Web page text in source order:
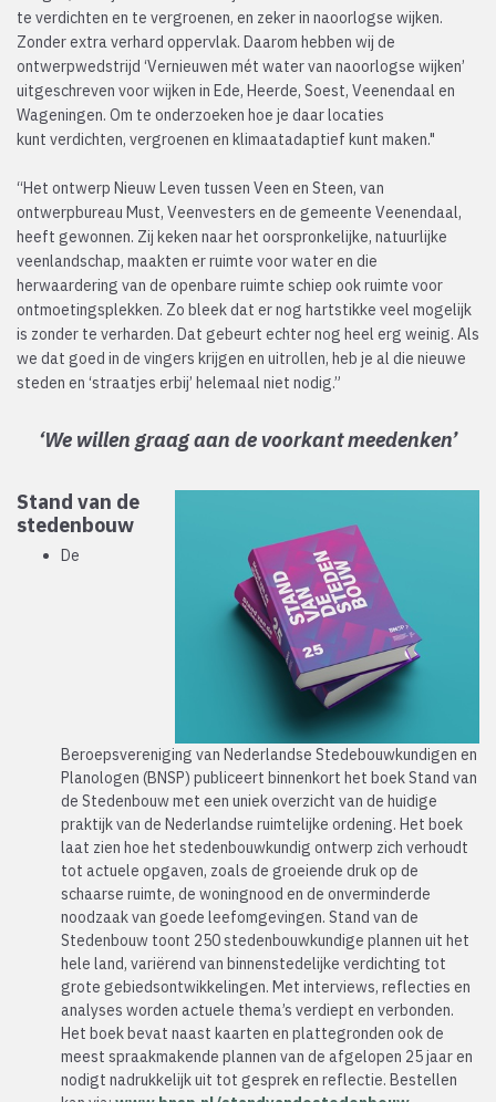
te verdichten en te vergroenen, en zeker in naoorlogse wijken.
Zonder extra verhard oppervlak. Daarom hebben wij de
ontwerpwedstrijd ‘Vernieuwen mét water van naoorlogse wijken’
uitgeschreven voor wijken in Ede, Heerde, Soest, Veenendaal en
Wageningen. Om te onderzoeken hoe je daar locaties
kunt verdichten, vergroenen en klimaatadaptief kunt maken."
“Het ontwerp Nieuw Leven tussen Veen en Steen, van
ontwerpbureau Must, Veenvesters en de gemeente Veenendaal,
heeft gewonnen. Zij keken naar het oorspronkelijke, natuurlijke
veenlandschap, maakten er ruimte voor water en die
herwaardering van de openbare ruimte schiep ook ruimte voor
ontmoetingsplekken. Zo bleek dat er nog hartstikke veel mogelijk
is zonder te verharden. Dat gebeurt echter nog heel erg weinig. Als
we dat goed in de vingers krijgen en uitrollen, heb je al die nieuwe
steden en ‘straatjes erbij’ helemaal niet nodig.”
‘We willen graag aan de voorkant meedenken’
Stand van de
stedenbouw
De
Beroepsvereniging van Nederlandse Stedebouwkundigen en
Planologen (BNSP) publiceert binnenkort het boek Stand van
de Stedenbouw met een uniek overzicht van de huidige
praktijk van de Nederlandse ruimtelijke ordening. Het boek
laat zien hoe het stedenbouwkundig ontwerp zich verhoudt
tot actuele opgaven, zoals de groeiende druk op de
schaarse ruimte, de woningnood en de onverminderde
noodzaak van goede leefomgevingen. Stand van de
Stedenbouw toont 250 stedenbouwkundige plannen uit het
hele land, variërend van binnenstedelijke verdichting tot
grote gebiedsontwikkelingen. Met interviews, reflecties en
analyses worden actuele thema’s verdiept en verbonden.
Het boek bevat naast kaarten en plattegronden ook de
meest spraakmakende plannen van de afgelopen 25 jaar en
nodigt nadrukkelijk uit tot gesprek en reflectie. Bestellen